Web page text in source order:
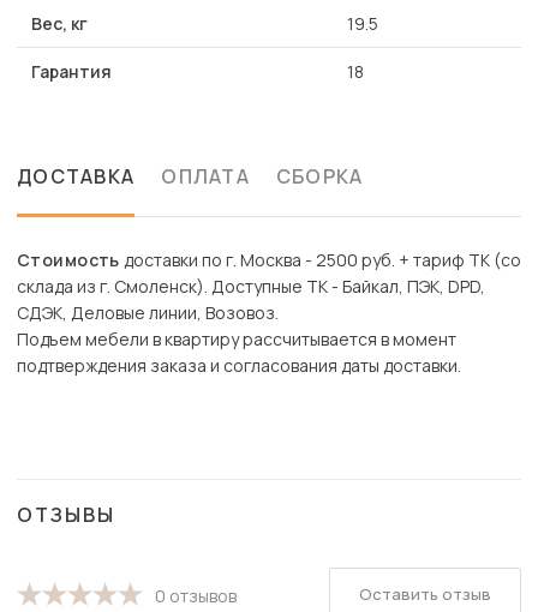
Вес, кг 19.5
Гарантия 18
ДОСТАВКА ОПЛАТА СБОРКА
Стоимость доставки по г. Москва - 2500 руб. + тариф ТК (со
склада из г. Смоленск). Доступные ТК - Байкал, ПЭК, DPD,
СДЭК, Деловые линии, Возовоз.
Подъем мебели в квартиру рассчитывается в момент
подтверждения заказа и согласования даты доставки.
ОТЗЫВЫ
0 отзывов Оставить отзыв